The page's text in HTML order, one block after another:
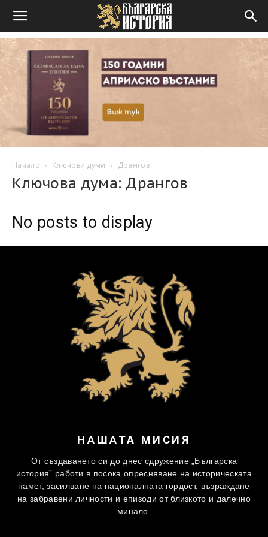
Начало Ключови думи Дрангов
Ключова дума: Дрангов
No posts to display
НАШАТА МИСИЯ
От създаването си до днес сдружение „Българска
история” работи в посока опресняване на историческата
памет, засилване на националната гордост, възраждане
на забравени личности и епизоди от близкото и далечно
минало.